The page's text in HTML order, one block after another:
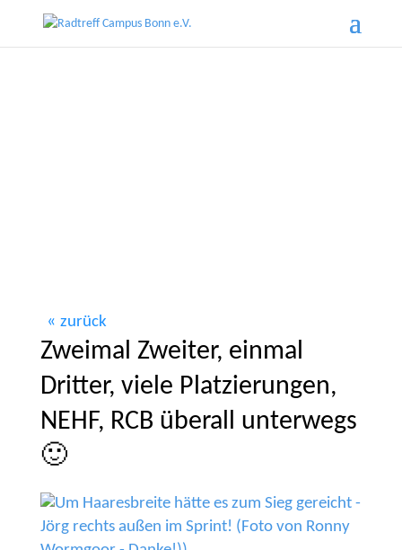
zurück
Zweimal Zweiter, einmal
Dritter, viele Platzierungen,
NEHF, RCB überall unterwegs
🙂